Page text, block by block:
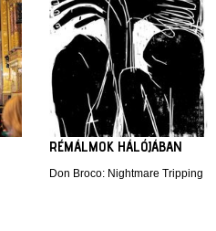
RÉMÁLMOK HÁLÓJÁBAN
Don Broco: Nightmare Tripping